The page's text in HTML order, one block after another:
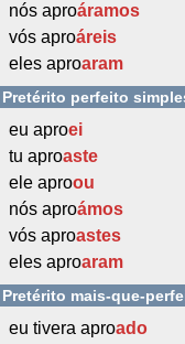
nós aproáramos
vós aproáreis
eles aproaram
Pretérito perfeito
eu aproei
tu aproaste
ele aproou
nós aproámos
vós aproastes
eles aproaram
Pretérito mais-que-
eu tivera aproado